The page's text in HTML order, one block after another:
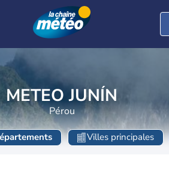
METEO JUNÍN
Pérou
Villes principales